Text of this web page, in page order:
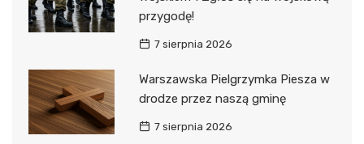
przygodę!
7 sierpnia 2026
Warszawska Pielgrzymka Piesza w
drodze przez naszą gminę
7 sierpnia 2026